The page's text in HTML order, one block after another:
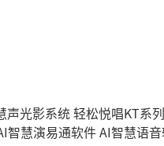
声光影系统轻松悦唱KT系列
智慧演易通软件AI智慧语